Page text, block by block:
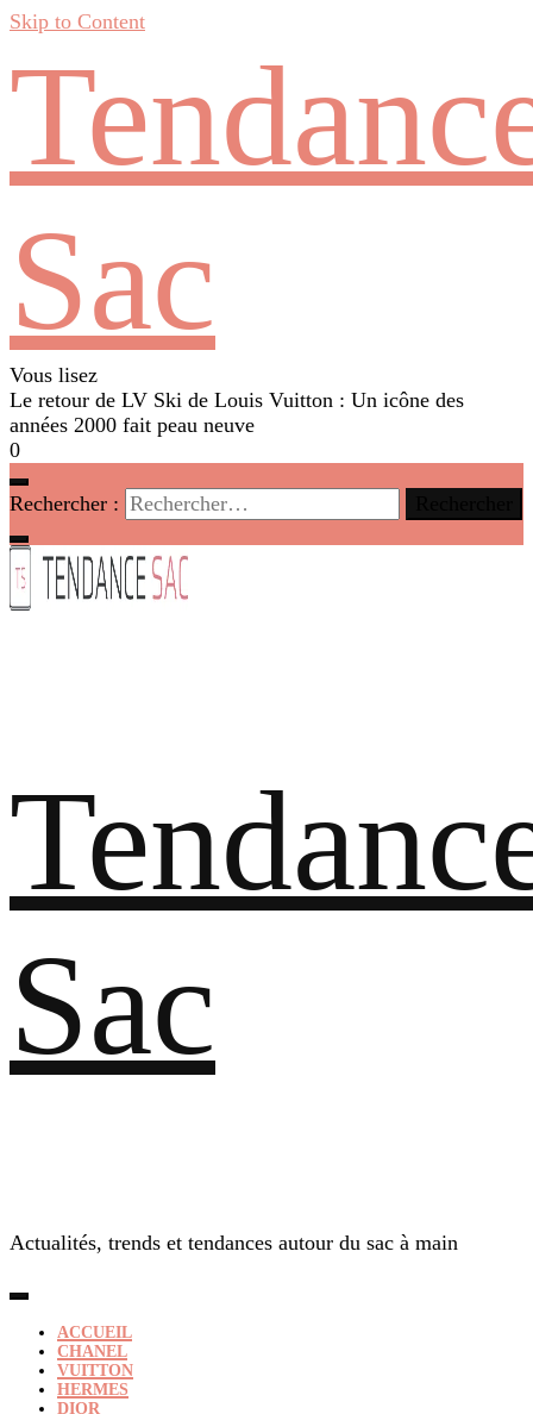
Skip to Content
Sac
Vous lisez
Le retour de LV Ski de Louis Vuitton : Un icône des
années 2000 fait peau neuve
0
Rechercher :
Sac
Actualités, trends et tendances autour du sac à main
ACCUEIL
CHANEL
VUITTON
HERMES
DIOR